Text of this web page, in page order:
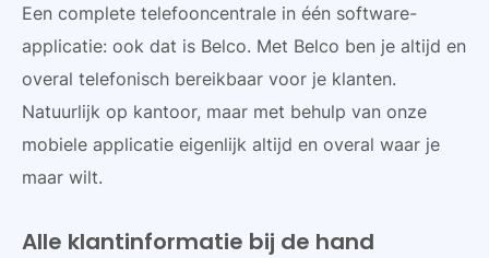
Een complete telefooncentrale in één software-
applicatie: ook dat is Belco. Met Belco ben je altijd en
overal telefonisch bereikbaar voor je klanten.
Natuurlijk op kantoor, maar met behulp van onze
mobiele applicatie eigenlijk altijd en overal waar je
maar wilt.
Alle klantinformatie bij de hand